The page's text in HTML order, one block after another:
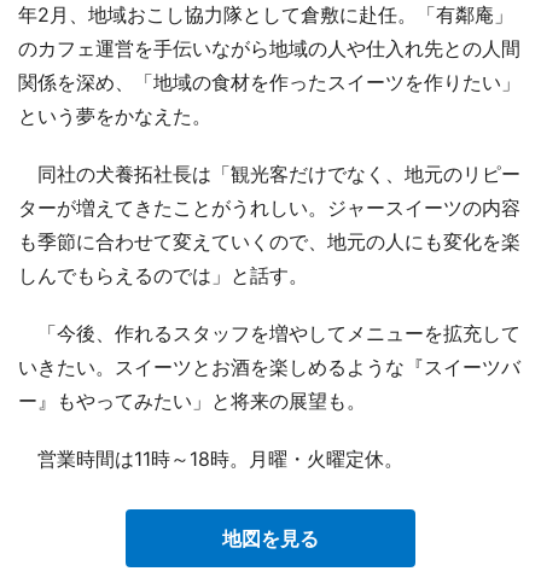
年2月、地域おこし協力隊として倉敷に赴任。「有鄰庵」
のカフェ運営を手伝いながら地域の人や仕入れ先との人間
関係を深め、「地域の食材を作ったスイーツを作りたい」
という夢をかなえた。
同社の犬養拓社長は「観光客だけでなく、地元のリピー
ターが増えてきたことがうれしい。ジャースイーツの内容
も季節に合わせて変えていくので、地元の人にも変化を楽
しんでもらえるのでは」と話す。
「今後、作れるスタッフを増やしてメニューを拡充して
いきたい。スイーツとお酒を楽しめるような『スイーツバ
ー』もやってみたい」と将来の展望も。
営業時間は11時～18時。月曜・火曜定休。
地図を見る